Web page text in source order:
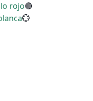
rojo🔴
💮